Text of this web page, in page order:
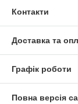
Контакти
Доставка та
Графік роботи
Повна версія